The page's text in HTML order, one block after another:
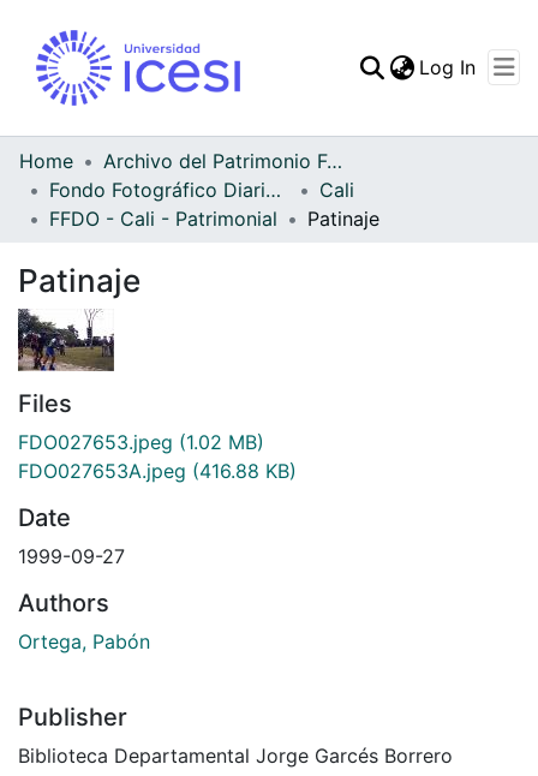
Statistics
Log In
Home
Archivo del Patrimonio Fotográfico y Fílmico del Valle del Cauca
Fondo Fotográfico Diario Occidente
Cali
FFDO - Cali - Patrimonial
Patinaje
Patinaje
Files
FDO027653.jpeg (1.02 MB)
FDO027653A.jpeg (416.88 KB)
Date
1999-09-27
Authors
Ortega, Pabón
Publisher
Biblioteca Departamental Jorge Garcés Borrero